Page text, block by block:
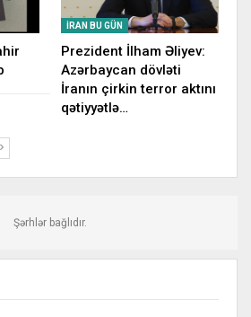
İRAN BU GÜN
Prezident İlham Əliyev:
Azərbaycan dövləti
İranın çirkin terror aktını
qətiyyətlə…
Şərhlər bağlıdır.